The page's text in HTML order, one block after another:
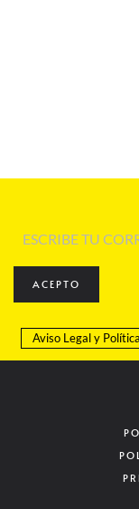
ACEPTO
Aviso Legaly